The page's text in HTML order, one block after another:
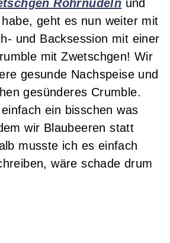
Rohrnudeln und
geht es nun weiter mit
und Backsession mit einer
mit Zwetschgen! Wir
gesunde Nachspeise und
gesünderes Crumble.
ein bisschen was
wir Blaubeeren statt
musste ich es einfach
wäre schade drum